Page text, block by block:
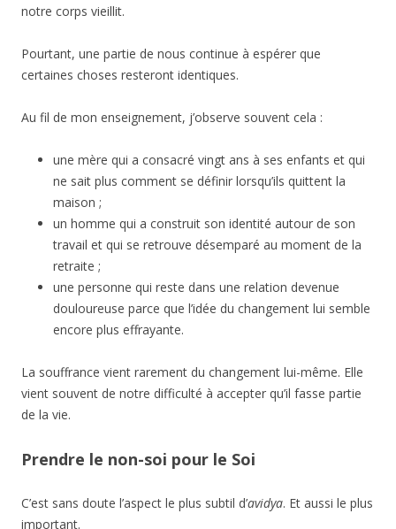
notre corps vieillit.
Pourtant, une partie de nous continue à espérer que
certaines choses resteront identiques.
Au fil de mon enseignement, j’observe souvent cela :
une mère qui a consacré vingt ans à ses enfants et qui
ne sait plus comment se définir lorsqu’ils quittent la
maison ;
un homme qui a construit son identité autour de son
travail et qui se retrouve désemparé au moment de la
retraite ;
une personne qui reste dans une relation devenue
douloureuse parce que l’idée du changement lui semble
encore plus effrayante.
La souffrance vient rarement du changement lui-même. Elle
vient souvent de notre difficulté à accepter qu’il fasse partie
de la vie.
Prendre le non-soi pour le Soi
C’est sans doute l’aspect le plus subtil d’avidya. Et aussi le plus
important.